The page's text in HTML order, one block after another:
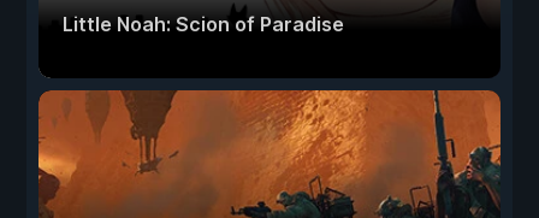
Little Noah: Scion of Paradise